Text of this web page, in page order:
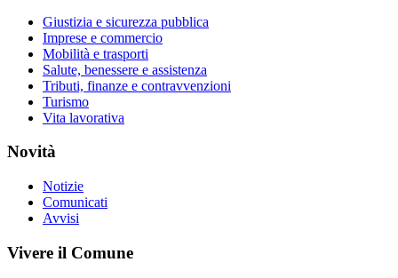
Giustizia e sicurezza pubblica
Imprese e commercio
Mobilità e trasporti
Salute, benessere e assistenza
Tributi, finanze e contravvenzioni
Turismo
Vita lavorativa
Novità
Notizie
Comunicati
Avvisi
Vivere il Comune